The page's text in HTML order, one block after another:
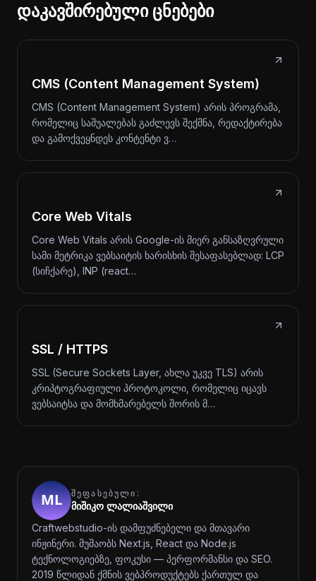
დაკავშირებული ცნებები
CMS (Content Management System)
CMS (Content Management System) არის პროგრამა,
რომელიც საშუალებას გაძლევს შექმნა, რედაქტირება
და გამოქვეყნდეს კონტენტი ვ…
Core Web Vitals
Core Web Vitals არის Google-ის მიერ განსაზღვრული
სამი მეტრიკა ვებსაიტის ხარისხის შესაფასებლად: LCP
(სიჩქარე), INP (react…
SSL / HTTPS
SSL (Secure Sockets Layer, ახლა უკვე TLS) არის
კრიპტოგრაფიული პროტოკოლი, რომელიც იცავს
ვებსაიტსა და მომხმარებელს შორის მ…
ᲨᲔᲤᲐᲡᲔᲑᲣᲚᲘ:
მიშიკო ლალიაშვილი
Craftwebstudio-ის დამფუძნებელი და მთავარი
ინჟინერი. მუშაობს Next.js, React და Node.js
ტექნოლოგიებზე, ფოკუსი — პერფორმანსი და SEO.
2019 წლიდან ქმნის ვებპროდუქტებს ქართულ და